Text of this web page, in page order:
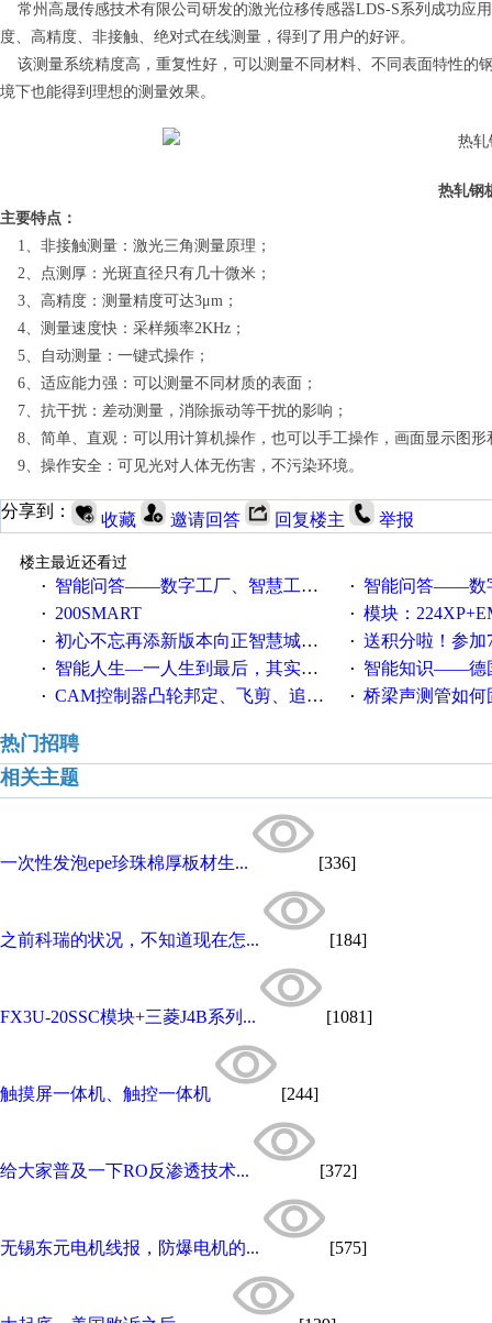
常州高晟传感技术有限公司研发的激光位移传感器LDS-S系列成功应
度、高精度、非接触、绝对式在线测量，得到了用户的好评。
该测量系统精度高，重复性好，可以测量不同材料、不同表面特性的
境下也能得到理想的测量效果。
热轧钢
主要特点：
1、非接触测量：激光三角测量原理；
2、点测厚：光斑直径只有几十微米；
3、高精度：测量精度可达3μm；
4、测量速度快：采样频率2KHz；
5、自动测量：一键式操作；
6、适应能力强：可以测量不同材质的表面；
7、抗干扰：差动测量，消除振动等干扰的影响；
8、简单、直观：可以用计算机操作，也可以手工操作，画面显示图形
9、操作安全：可见光对人体无伤害，不污染环境。
分享到： 收藏 邀请回答 回复楼主 举报
楼主最近还看过
·
智能问答——数字工厂、智慧工厂和智能制造三者的区别是什么？ · 智能问答——数字化工厂与
· 200SMART · 模块：
· 初心不忘再添新版本向正智慧城市云展厅3.0版亮相 · 送积分啦！参加7月6日
· 智能人生—一人生到最后，其实拼的都是人品 · 智能知识——德国工业崛起
· CAM控制器凸轮邦定、飞剪、追剪等C功能块 · 桥梁声测管如何固
热门招聘
相关主题
一次性发泡epe珍珠棉厚板材生... [336]
之前科瑞的状况，不知道现在怎... [184]
FX3U-20SSC模块+三菱J4B系列... [1081]
触摸屏一体机、触控一体机 [244]
给大家普及一下RO反渗透技术... [372]
无锡东元电机线报，防爆电机的... [575]